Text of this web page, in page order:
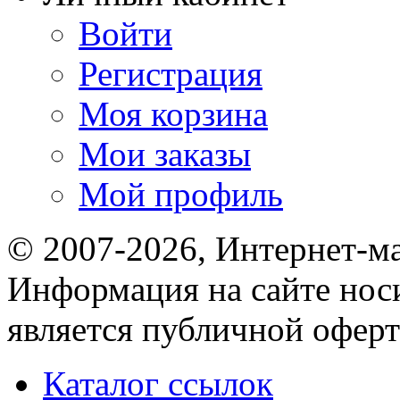
Войти
Регистрация
Моя корзина
Мои заказы
Мой профиль
© 2007-2026, Интернет-
Информация на сайте
является публичной
Каталог ссылок